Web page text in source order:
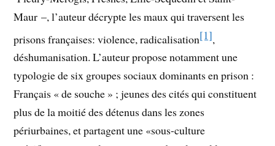
Maur –, l’auteur décrypte les maux qui traversent les
prisons françaises: violence, radicalisation[1],
déshumanisation. L’auteur propose notamment une
typologie de six groupes sociaux dominants en prison :
Français « de souche » ; jeunes des cités qui constituent
plus de la moitié des détenus dans les zones
périurbaines, et partagent une «sous-culture